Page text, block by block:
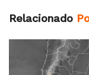
Relacionado